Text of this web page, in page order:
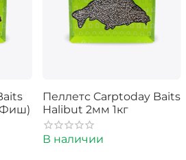
Фиш)
Пеллетс Carptoday Baits
Halibut 2мм 1кг
В наличии